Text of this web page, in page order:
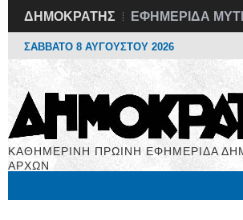
ΔΗΜΟΚΡΑΤΗΣ ΕΦΗΜΕΡΙΔΑ
ΣΑΒΒΑΤΟ 8 ΑΥΓΟΥΣΤΟΥ 2026
ΚΑΘΗΜΕΡΙΝΗ ΠΡΩΙΝΗ ΕΦΗΜΕΡΙΔΑ
ΑΡΧΩΝ